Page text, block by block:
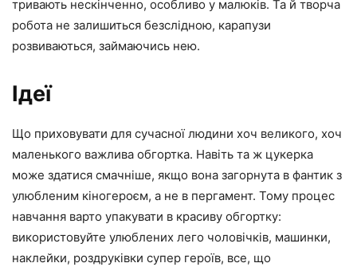
тривають нескінченно, особливо у малюків. Та й творча
робота не залишиться безслідною, карапузи
розвиваються, займаючись нею.
Ідеї
Що приховувати для сучасної людини хоч великого, хоч
маленького важлива обгортка. Навіть та ж цукерка
може здатися смачніше, якщо вона загорнута в фантик з
улюбленим кіногероєм, а не в пергамент. Тому процес
навчання варто упакувати в красиву обгортку:
використовуйте улюблених лего чоловічків, машинки,
наклейки, роздруківки супер героїв, все, що